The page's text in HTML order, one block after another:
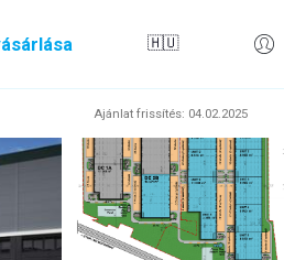
🇭🇺
Ajánlat frissítés: 04.02.2025